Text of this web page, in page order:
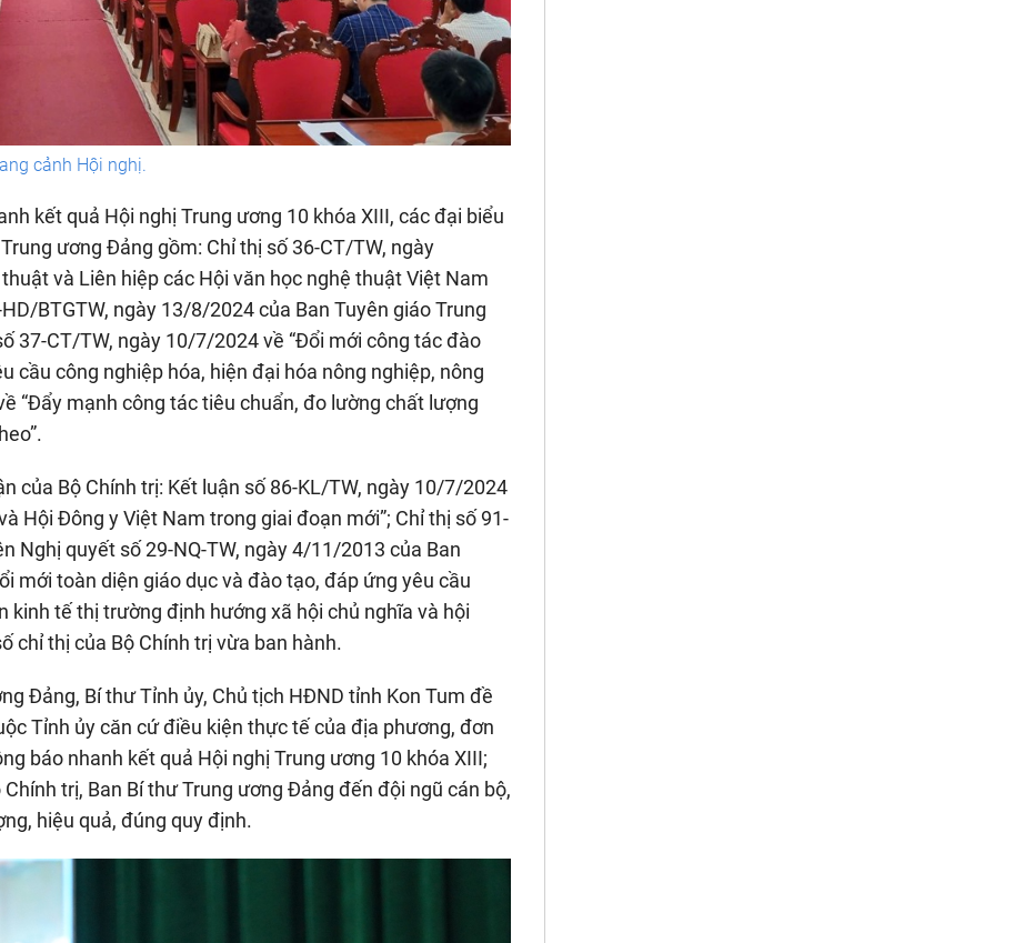
cảnh Hội nghị.
kết quả Hội nghị Trung ương 10 khóa XIII, các đại biểu
ương Đảng gồm: Chỉ thị số 36-CT/TW, ngày
và Liên hiệp các Hội văn học nghệ thuật Việt Nam
BTGTW, ngày 13/8/2024 của Ban Tuyên giáo Trung
37-CT/TW, ngày 10/7/2024 về “Đổi mới công tác đào
cầu công nghiệp hóa, hiện đại hóa nông nghiệp, nông
“Đẩy mạnh công tác tiêu chuẩn, đo lường chất lượng
của Bộ Chính trị: Kết luận số 86-KL/TW, ngày 10/7/2024
Hội Đông y Việt Nam trong giai đoạn mới”; Chỉ thị số 91-
Nghị quyết số 29-NQ-TW, ngày 4/11/2013 của Ban
mới toàn diện giáo dục và đào tạo, đáp ứng yêu cầu
kinh tế thị trường định hướng xã hội chủ nghĩa và hội
chỉ thị của Bộ Chính trị vừa ban hành.
Đảng, Bí thư Tỉnh ủy, Chủ tịch HĐND tỉnh Kon Tum đề
Tỉnh ủy căn cứ điều kiện thực tế của địa phương, đơn
báo nhanh kết quả Hội nghị Trung ương 10 khóa XIII;
trị, Ban Bí thư Trung ương Đảng đến đội ngũ cán bộ,
hiệu quả, đúng quy định.